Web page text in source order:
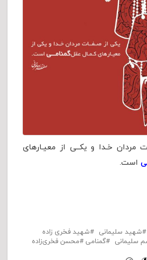
مردان خـدا و یکــی از معیـارهای
است.
شهید سلیمانی
شهید فخری زاده
سلیمانی گمنامی محسن فخری‌زاده